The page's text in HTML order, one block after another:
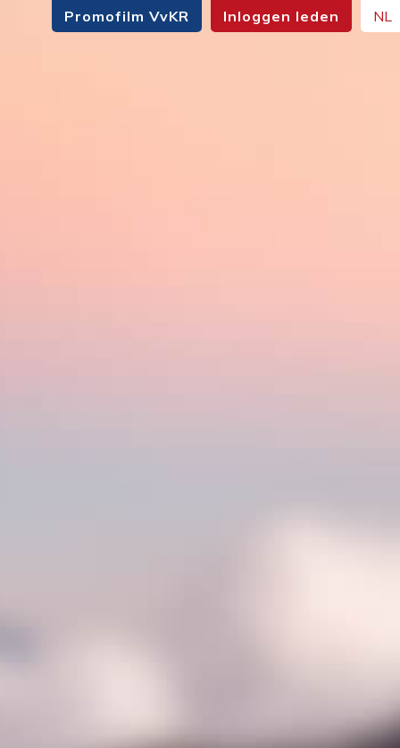
Promofilm VvKR Inloggen leden NL